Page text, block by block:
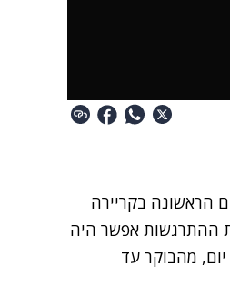
הראשונה בקריירה
ההתרגשות אפשר היה
מהבוקר עד